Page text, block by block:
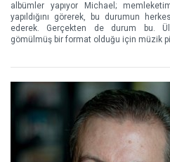
albümler yapıyor Michael;
yapıldığını görerek, bu durumun
ederek. Gerçekten de durum bu.
gömülmüş bir format olduğu için müzik